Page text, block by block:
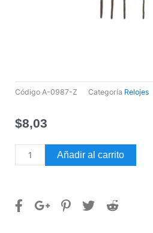
Código A-0987-Z Categoría Relojes
$8,03
RELOJ
10
MINUTOS
Añadir al carrito